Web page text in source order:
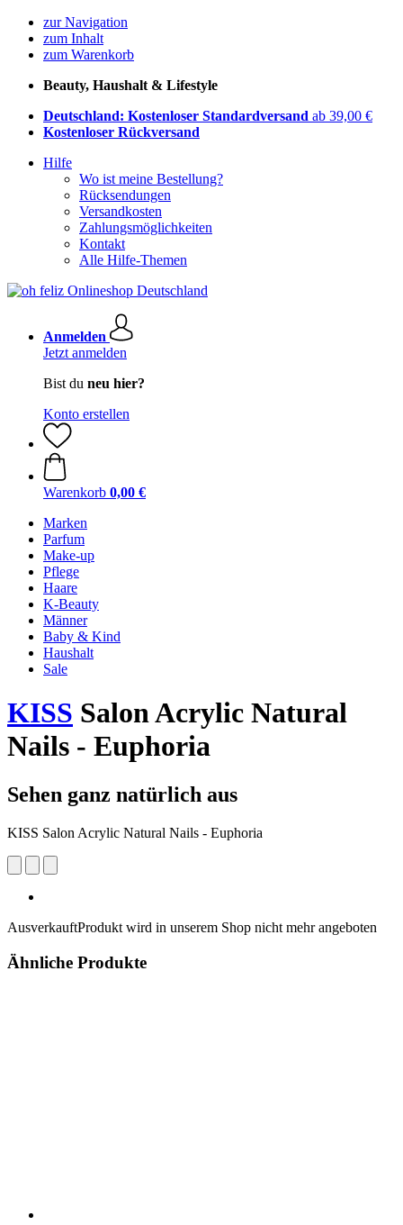
zur Navigation
zum Inhalt
zum Warenkorb
Beauty, Haushalt & Lifestyle
Deutschland: Kostenloser Standardversand ab 39,00 €
Kostenloser Rückversand
Hilfe
Wo ist meine Bestellung?
Rücksendungen
Versandkosten
Zahlungsmöglichkeiten
Kontakt
Alle Hilfe-Themen
Anmelden
Jetzt anmelden
Bist du neu hier?
Konto erstellen
Warenkorb 0,00 €
Marken
Parfum
Make-up
Pflege
Haare
K-Beauty
Männer
Baby & Kind
Haushalt
Sale
KISS Salon Acrylic Natural
Nails - Euphoria
Sehen ganz natürlich aus
KISS Salon Acrylic Natural Nails - Euphoria
AusverkauftProdukt wird in unserem Shop nicht mehr angeboten
Ähnliche Produkte